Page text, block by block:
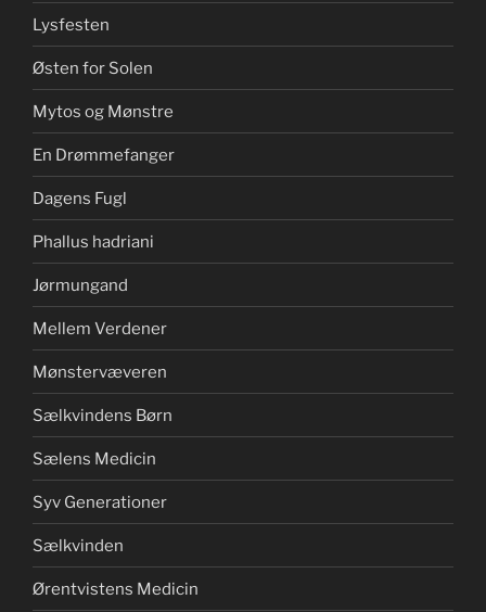
Lysfesten
Østen for Solen
Mytos og Mønstre
En Drømmefanger
Dagens Fugl
Phallus hadriani
Jørmungand
Mellem Verdener
Mønstervæveren
Sælkvindens Børn
Sælens Medicin
Syv Generationer
Sælkvinden
Ørentvistens Medicin